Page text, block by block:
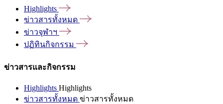
Highlights
ข่าวสารทั้งหมด
ข่าวจุฬาฯ
ปฏิทินกิจกรรม
ข่าวสารและกิจกรรม
Highlights Highlights
ข่าวสารทั้งหมด ข่าวสารทั้งหมด